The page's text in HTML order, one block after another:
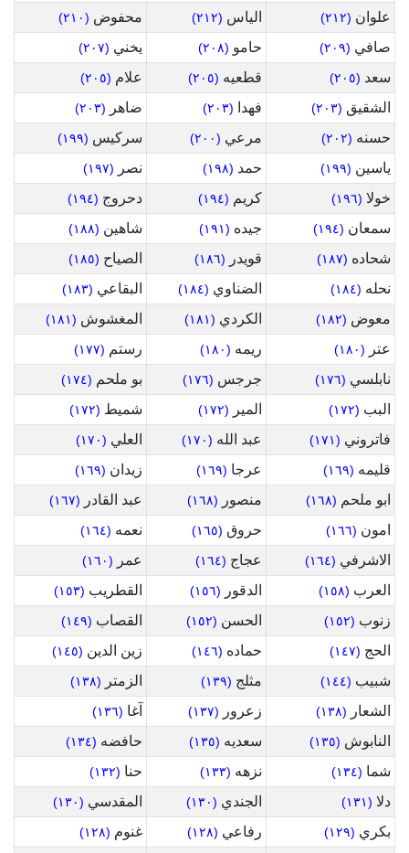
علوان (٢١٢) الياس (٢١٢) محفوض (٢١٠)
صافي (٢٠٩) حامو (٢٠٨) يخني (٢٠٧)
سعد (٢٠٥) قطعيه (٢٠٥) علام (٢٠٥)
الشقيق (٢٠٣) فهدا (٢٠٣) ضاهر (٢٠٣)
حسنه (٢٠٢) مرعي (٢٠٠) سركيس (١٩٩)
ياسين (١٩٩) حمد (١٩٨) نصر (١٩٧)
خولا (١٩٦) كريم (١٩٤) دحروج (١٩٤)
سمعان (١٩٤) جيده (١٩١) شاهين (١٨٨)
شحاده (١٨٧) قويدر (١٨٦) الصياح (١٨٥)
نحله (١٨٤) الضناوي (١٨٤) البقاعي (١٨٣)
معوض (١٨٢) الكردي (١٨١) المغشوش (١٨١)
عتر (١٨٠) ريمه (١٨٠) رستم (١٧٧)
نابلسي (١٧٦) جرجس (١٧٦) بو ملحم (١٧٤)
البب (١٧٢) المير (١٧٢) شميط (١٧٢)
فاتروني (١٧١) عبد الله (١٧٠) العلي (١٧٠)
قليمه (١٦٩) عرجا (١٦٩) زيدان (١٦٩)
ابو ملحم (١٦٨) منصور (١٦٨) عبد القادر (١٦٧)
امون (١٦٦) حروق (١٦٥) نعمه (١٦٤)
الاشرفي (١٦٤) عجاج (١٦٤) عمر (١٦٠)
العرب (١٥٨) الدقور (١٥٦) القطريب (١٥٣)
زنوب (١٥٢) الحسن (١٥٢) القصاب (١٤٩)
الحج (١٤٧) حماده (١٤٦) زين الدين (١٤٥)
شبيب (١٤٤) مثلج (١٣٩) الزمتر (١٣٨)
الشعار (١٣٨) زعرور (١٣٧) آغا (١٣٦)
النابوش (١٣٥) سعديه (١٣٥) حافضه (١٣٤)
شما (١٣٤) نزهه (١٣٣) حنا (١٣٢)
دلا (١٣١) الجندي (١٣٠) المقدسي (١٣٠)
بكري (١٢٩) رفاعي (١٢٨) غنوم (١٢٨)